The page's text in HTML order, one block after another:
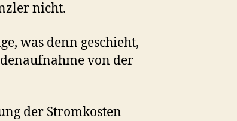
nicht.
was denn geschieht,
von der
der Stromkosten